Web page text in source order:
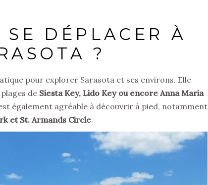
SE DÉPLACER À
?
pour explorer Sarasota et ses environs. Elle
de Siesta Key, Lido Key ou encore Anna Maria
également agréable à découvrir à pied, notamment
et St. Armands Circle.